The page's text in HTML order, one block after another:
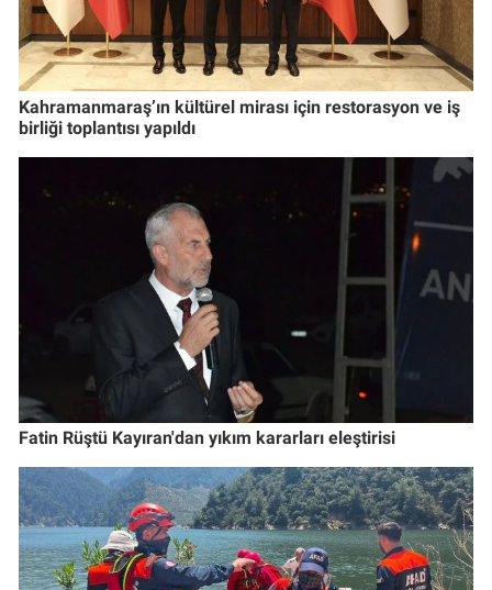
Kahramanmaraş’ın kültürel mirası için restorasyon ve iş
birliği toplantısı yapıldı
Fatin Rüştü Kayıran'dan yıkım kararları eleştirisi